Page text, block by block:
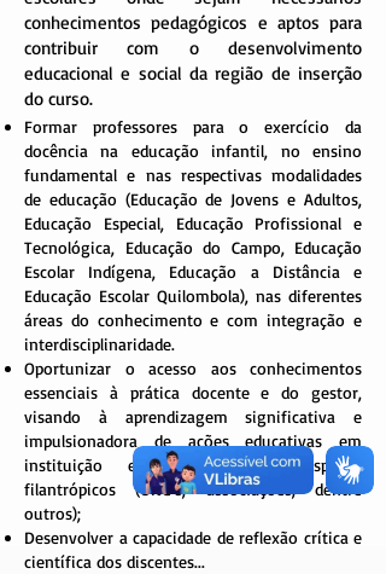
conhecimentos pedagógicos e aptos para
contribuir com o desenvolvimento
educacional e social da região de inserção
do curso.
Formar professores para o exercício da
docência na educação infantil, no ensino
fundamental e nas respectivas modalidades
de educação (Educação de Jovens e Adultos,
Educação Especial, Educação Profissional e
Tecnológica, Educação do Campo, Educação
Escolar Indígena, Educação a Distância e
Educação Escolar Quilombola), nas diferentes
áreas do conhecimento e com integração e
interdisciplinaridade.
Oportunizar o acesso aos conhecimentos
essenciais à prática docente e do gestor,
visando à aprendizagem significativa e
impulsionadora de ações educativas em
instituição escolar, empresas, espaços
filantrópicos (ONG’s, associações, dentre
outros);
Desenvolver a capacidade de reflexão crítica e
científica dos discentes...